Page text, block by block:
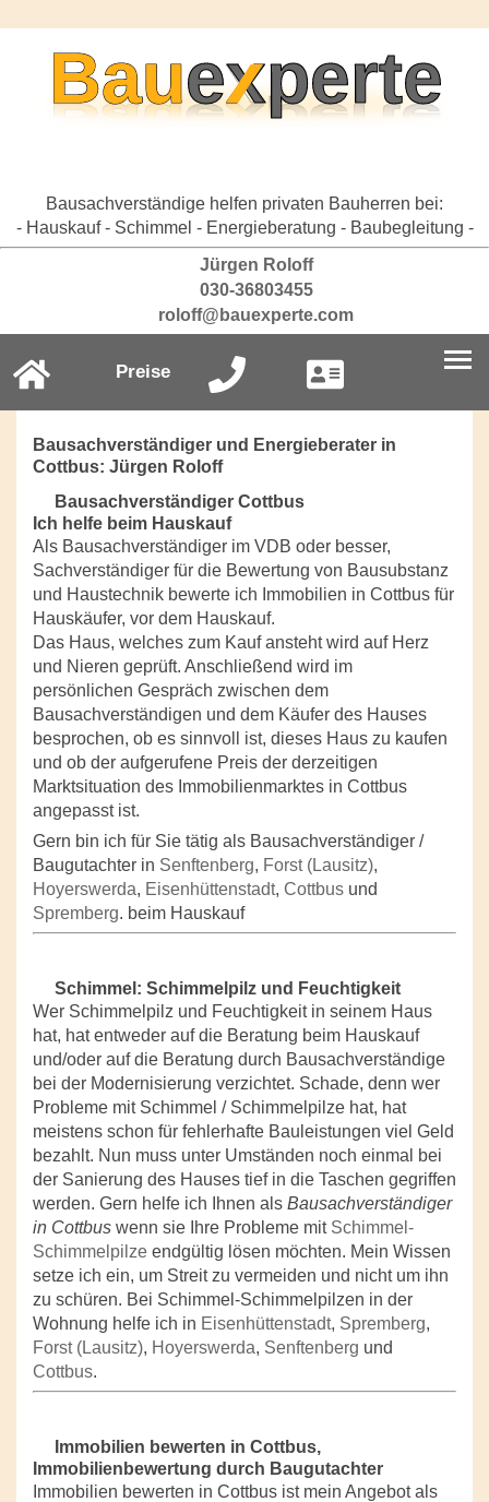
Bausachverständige helfen privaten Bauherren bei:
- Hauskauf - Schimmel - Energieberatung - Baubegleitung -
Jürgen Roloff
030-36803455
roloff@bauexperte.com
Preise
Bausachverständiger und Energieberater in
Cottbus: Jürgen Roloff
Bausachverständiger Cottbus
Ich helfe beim Hauskauf
Als Bausachverständiger im VDB oder besser,
Sachverständiger für die Bewertung von Bausubstanz
und Haustechnik bewerte ich Immobilien in Cottbus für
Hauskäufer, vor dem Hauskauf.
Das Haus, welches zum Kauf ansteht wird auf Herz
und Nieren geprüft. Anschließend wird im
persönlichen Gespräch zwischen dem
Bausachverständigen und dem Käufer des Hauses
besprochen, ob es sinnvoll ist, dieses Haus zu kaufen
und ob der aufgerufene Preis der derzeitigen
Marktsituation des Immobilienmarktes in Cottbus
angepasst ist.
Gern bin ich für Sie tätig als Bausachverständiger /
Baugutachter in Senftenberg, Forst (Lausitz),
Hoyerswerda, Eisenhüttenstadt, Cottbus und
Spremberg. beim Hauskauf
Schimmel: Schimmelpilz und Feuchtigkeit
Wer Schimmelpilz und Feuchtigkeit in seinem Haus
hat, hat entweder auf die Beratung beim Hauskauf
und/oder auf die Beratung durch Bausachverständige
bei der Modernisierung verzichtet. Schade, denn wer
Probleme mit Schimmel / Schimmelpilze hat, hat
meistens schon für fehlerhafte Bauleistungen viel Geld
bezahlt. Nun muss unter Umständen noch einmal bei
der Sanierung des Hauses tief in die Taschen gegriffen
werden. Gern helfe ich Ihnen als Bausachverständiger
in Cottbus wenn sie Ihre Probleme mit Schimmel-
Schimmelpilze endgültig lösen möchten. Mein Wissen
setze ich ein, um Streit zu vermeiden und nicht um ihn
zu schüren. Bei Schimmel-Schimmelpilzen in der
Wohnung helfe ich in Eisenhüttenstadt, Spremberg,
Forst (Lausitz), Hoyerswerda, Senftenberg und
Cottbus.
Immobilien bewerten in Cottbus,
Immobilienbewertung durch Baugutachter
Immobilien bewerten in Cottbus ist mein Angebot als